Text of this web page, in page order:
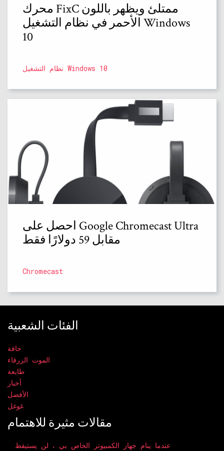
محرك FixC ممتلئ ويظهر باللون
الأحمر في نظام التشغيل Windows
10
نظام التشغيل Windows 10
احصل على Google Chromecast Ultra
مقابل 59 دولارًا فقط
Chromecast
الفئات الشعبية
حافة
الموت الزرقاء
طابعة
أخبار
الأفضل
غوغل
مقالات مثيرة للاهتمام
عندما ينام جهاز الكمبيوتر الخاص بي ، لن يستيقظ